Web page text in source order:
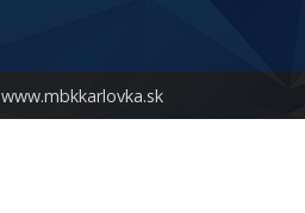
www.mbkkarlovka.sk